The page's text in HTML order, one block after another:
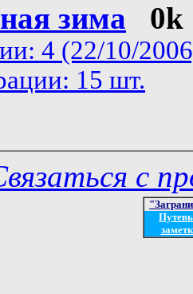
зима 0k
4 (22/10/
15 шт.
с